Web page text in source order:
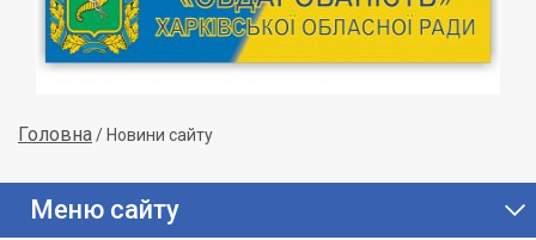
Головна/ Новини сайту
Меню сайту